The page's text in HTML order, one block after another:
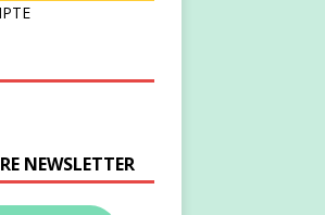
NEWSLETTER